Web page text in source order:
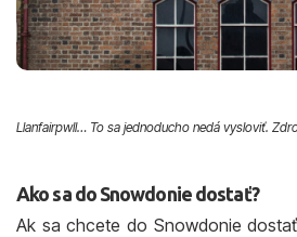
Llanfairpwll… To sa jednoducho nedá vysloviť.
Ako sa do Snowdonie dostať?
Ak sa chcete do Snowdonie